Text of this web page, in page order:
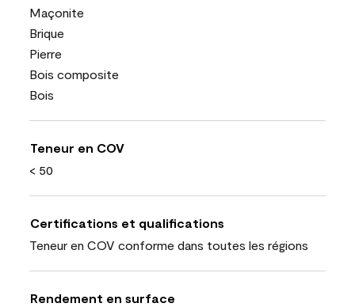
Maçonite
Brique
Pierre
Bois composite
Bois
Teneur en COV
< 50
Certifications et qualifications
Teneur en COV conforme dans toutes les régions
Rendement en surface